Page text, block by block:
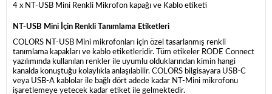
NT-USB Mini İçin Renkli Tanımlama Etiketleri
COLORS NT-USB Mini mikrofonları için özel tasarlanmış renkli
tanımlama kapakları ve kablo etiketleridir. Tüm etikeler RODE Connect
yazılımında kullanılan renkler ile uyumlu olduklarından kimin hangi
kanalda konuştuğu kolaylıkla anlaşılabilir. COLORS bilgisayara USB-C
veya USB-A kablolar ile bağlı dört adede kadar NT-Mini mikrofonu
işaretlemeye yetecek kadar etiket ile gelmektedir.
4 x NT-USB Mini Renkli Mikrofon kapağı ve Kablo etiketi